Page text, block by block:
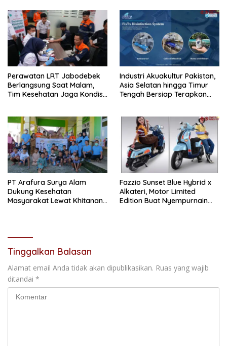
Way Kanan
Perawatan LRT Jabodebek
Berlangsung Saat Malam,
Tim Kesehatan Jaga Kondisi
Industri Akuakultur Pakistan,
Asia Selatan hingga Timur
Tengah Bersiap Terapkan
PT Arafura Surya Alam
Dukung Kesehatan
Masyarakat Lewat Khitanan
Fazzio Sunset Blue Hybrid x
Alkateri, Motor Limited
Edition Buat Nyempurnain
Tinggalkan Balasan
Alamat email Anda tidak akan dipublikasikan. Ruas yang wajib
ditandai *